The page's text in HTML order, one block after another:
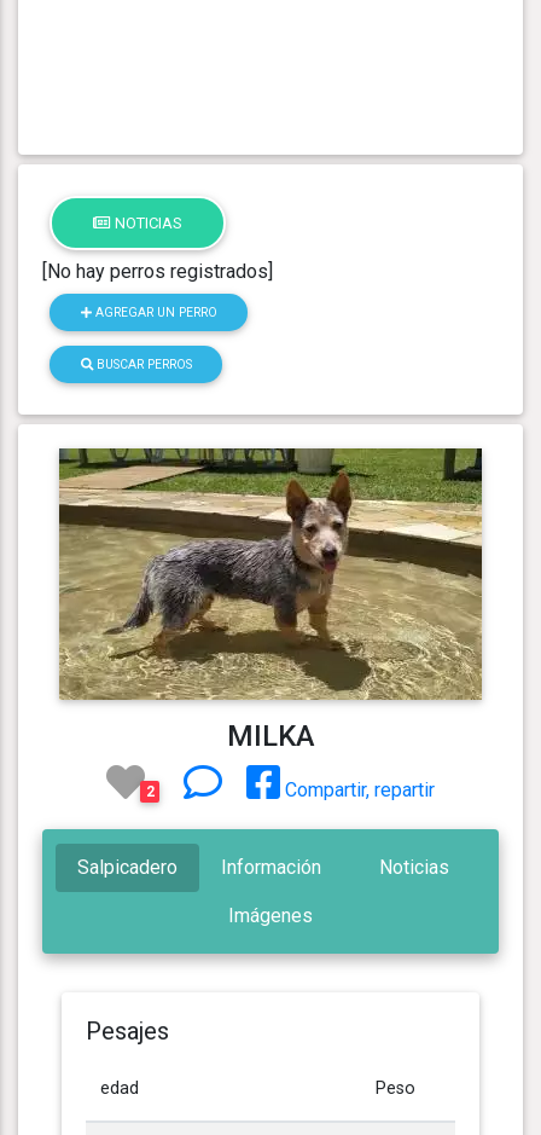
NOTICIAS
[No hay perros registrados]
AGREGAR UN PERRO
BUSCAR PERROS
MILKA
2 Compartir, repartir
Salpicadero Información Noticias
Imágenes
Pesajes
edad Peso